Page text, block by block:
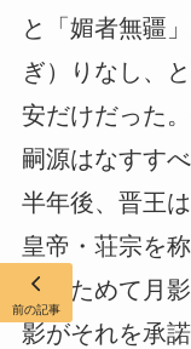
と「媚者無疆
ぎ）りなし、
安だけだった
嗣源はなすすべ
半年後、晋王
皇帝・荘宗を
あらためて月
影がそれを承
前の記事